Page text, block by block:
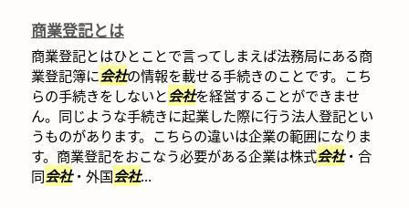
商業登記とは
商業登記とはひとことで言ってしまえば法務局にある商
業登記簿に会社の情報を載せる手続きのことです。こち
らの手続きをしないと会社を経営することができませ
ん。同じような手続きに起業した際に行う法人登記とい
うものがあります。こちらの違いは企業の範囲になりま
す。商業登記をおこなう必要がある企業は株式会社・合
同会社・外国会社...